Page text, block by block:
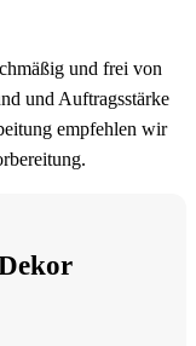
und frei von
und Auftragsstärke
empfehlen wir